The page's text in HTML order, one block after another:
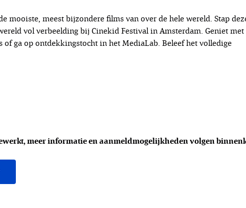
mooiste, meest bijzondere films van over de hele wereld. Stap
vol verbeelding bij Cinekid Festival in Amsterdam. Geniet met
ga op ontdekkingstocht in het MediaLab. Beleef het volledige
meer informatie en aanmeldmogelijkheden volgen